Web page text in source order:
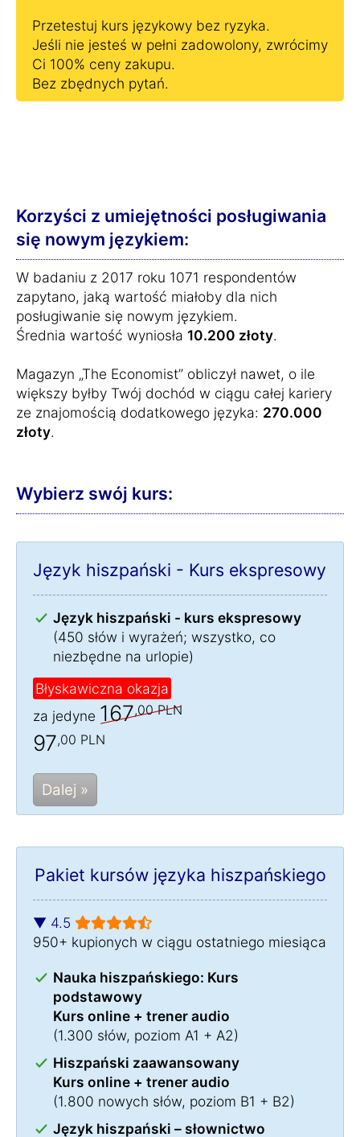
Przetestuj kurs językowy bez ryzyka.
Jeśli nie jesteś w pełni zadowolony, zwrócimy
Ci 100% ceny zakupu.
Bez zbędnych pytań.
Korzyści z umiejętności posługiwania
się nowym językiem:
W badaniu z 2017 roku 1071 respondentów
zapytano, jaką wartość miałoby dla nich
posługiwanie się nowym językiem.
Średnia wartość wyniosła 10.200 złoty.
Magazyn „The Economist” obliczył nawet, o ile
większy byłby Twój dochód w ciągu całej kariery
ze znajomością dodatkowego języka: 270.000
złoty.
Wybierz swój kurs:
Język hiszpański - Kurs ekspresowy
Język hiszpański - kurs ekspresowy
(450 słów i wyrażeń; wszystko, co
niezbędne na urlopie)
Błyskawiczna okazja
za jedyne 167,00 PLN
97,00 PLN
Dalej »
Pakiet kursów języka hiszpańskiego
▼ 4.5
950+ kupionych w ciągu ostatniego miesiąca
Nauka hiszpańskiego: Kurs
podstawowy
Kurs online + trener audio
(1.300 słów, poziom A1 + A2)
Hiszpański zaawansowany
Kurs online + trener audio
(1.800 nowych słów, poziom B1 + B2)
Język hiszpański – słownictwo